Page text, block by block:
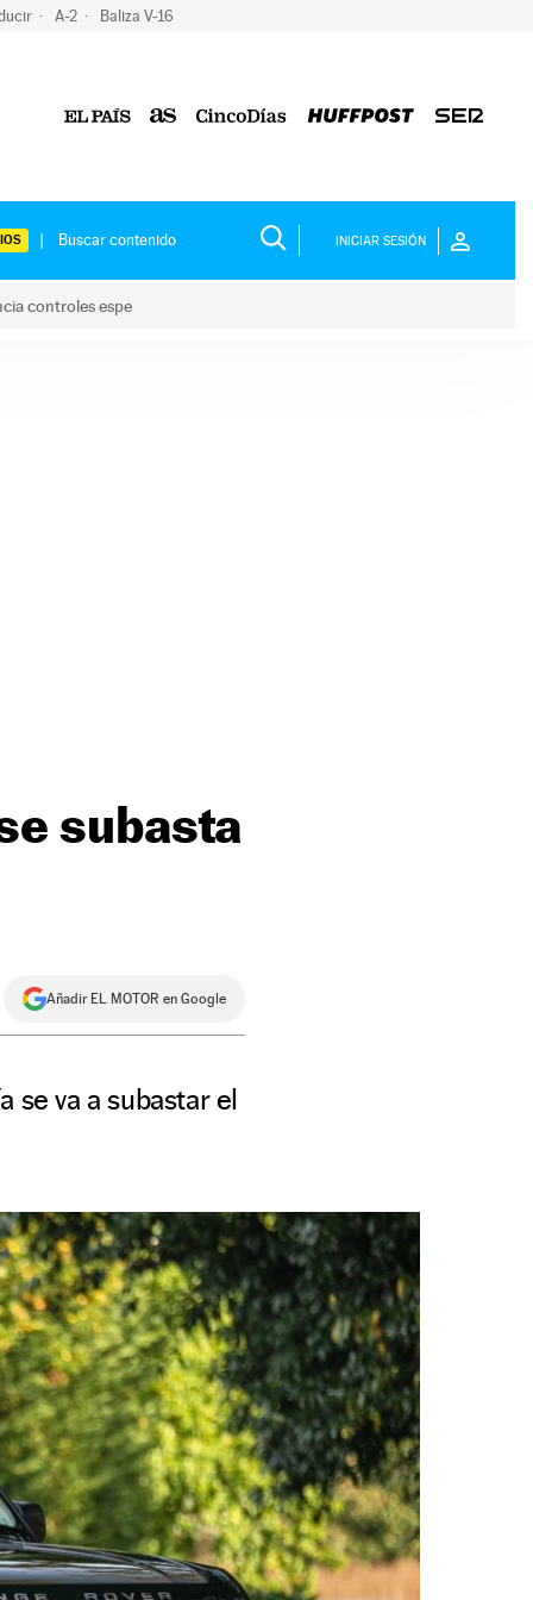
A-2 Baliza V-16
INICIAR SESIÓN
controles espe
subasta
Añadir EL MOTOR en Google
se va a subastar el